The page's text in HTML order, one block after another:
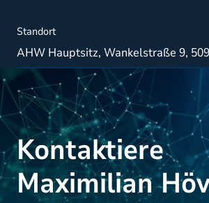
Standort
AHW Hauptsitz, Wankelstraße 9,
Kontaktiere
Maximilian